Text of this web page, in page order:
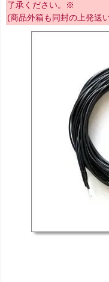
了承ください。※
(商品外箱も同封の上発送